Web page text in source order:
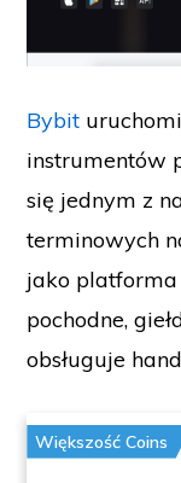
Bybit
instrumentów
się jednym z
terminowych
jako
pochodne,
obsługuje
Większość Coins